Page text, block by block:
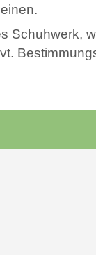
Schuhwerk,